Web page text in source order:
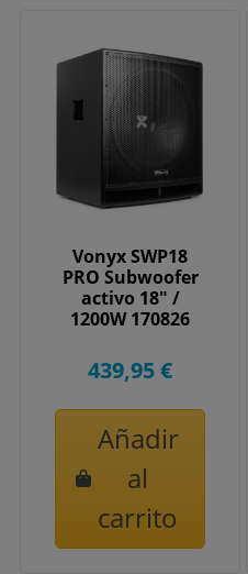
Vonyx SWP18
PRO Subwoofer
activo 18" /
1200W 170826
439,95 €
Añadir
al
carrito